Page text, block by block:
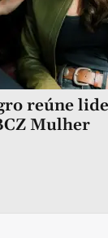
reúne
Mulher